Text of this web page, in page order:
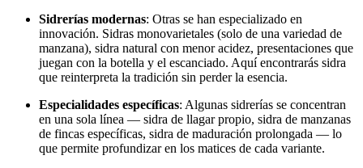
Sidrerías modernas: Otras se han especializado en
innovación. Sidras monovarietales (solo de una variedad de
manzana), sidra natural con menor acidez, presentaciones que
juegan con la botella y el escanciado. Aquí encontrarás sidra
que reinterpreta la tradición sin perder la esencia.
Especialidades específicas: Algunas sidrerías se concentran
en una sola línea — sidra de llagar propio, sidra de manzanas
de fincas específicas, sidra de maduración prolongada — lo
que permite profundizar en los matices de cada variante.